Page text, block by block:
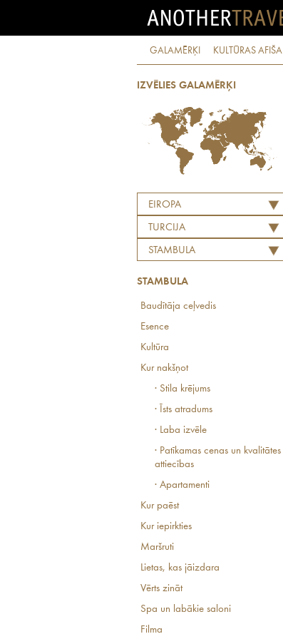
GALAMĒRĶI KULTŪRAS AFIŠA
IZVĒLIES GALAMĒRĶI
EIROPA
TURCIJA
STAMBULA
STAMBULA
Baudītāja ceļvedis
Esence
Kultūra
Kur nakšņot
· Stila krējums
· Īsts atradums
· Laba izvēle
· Patīkamas cenas un kvalitātes
attiecības
· Apartamenti
Kur paēst
Kur iepirkties
Maršruti
Lietas, kas jāizdara
Vērts zināt
Spa un labākie saloni
Filma